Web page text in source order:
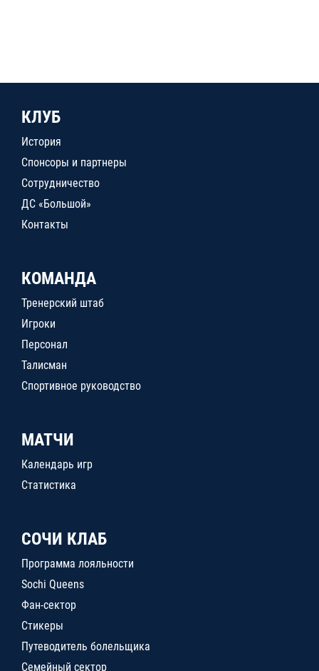
КЛУБ
История
Спонсоры и партнеры
Сотрудничество
ДС «Большой»
Контакты
КОМАНДА
Тренерский штаб
Игроки
Персонал
Талисман
Спортивное руководство
МАТЧИ
Календарь игр
Статистика
СОЧИ КЛАБ
Программа лояльности
Sochi Queens
Фан-сектор
Стикеры
Путеводитель болельщика
Семейный сектор